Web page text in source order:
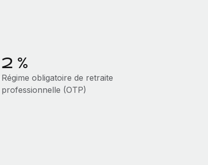
2 %
Régime obligatoire de retraite
professionnelle (OTP)